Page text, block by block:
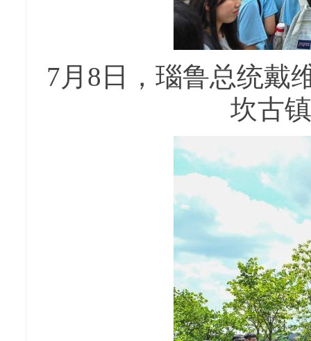
7月8日，瑙鲁总统戴
坎古